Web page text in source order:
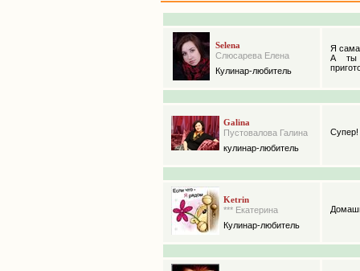
Selena
Слюсарева Елена
Кулинар-любитель
Я сама
А ты
Galina
Пустовалова Галина
кулинар-любитель
Супер!
Ketrin
*** Екатерина
Кулинар-любитель